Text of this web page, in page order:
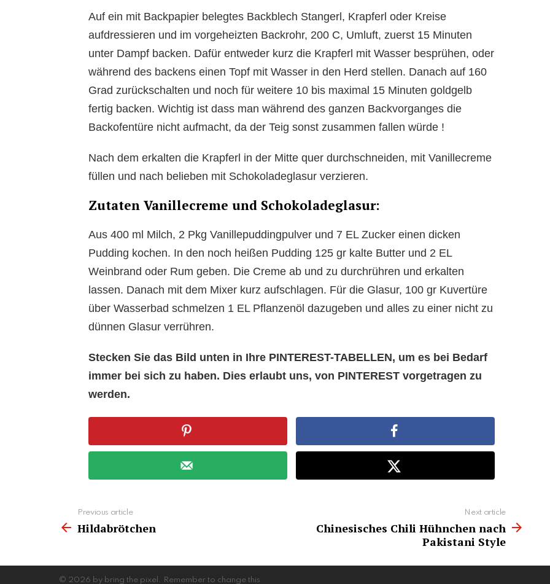
Auf ein mit Backpapier belegtes Backblech Stangerl, Krapferl oder Kreise
aufdressieren und im vorgeheizten Backrohr, 200 C, Umluft, zuerst 15 Minuten
unter Dampf backen. Dafür entweder kurz die Krapferl mit Wasser besprühen, oder
während des backens einen Topf mit Wasser in den Herd stellen. Danach auf 160
Grad zurückschalten und noch für weitere 10 bis maximal 15 Minuten goldgelb
fertig backen. Wichtig ist dass man während des ganzen Backvorganges die
Backofentüre nicht aufmacht, da der Teig sonst zusammen fallen würde !
Nach dem erkalten die Krapferl in der Mitte quer durchschneiden, mit Vanillecreme
füllen und nach belieben mit Schokoladeglasur verzieren.
Zutaten Vanillecreme und Schokoladeglasur:
Aus 400 ml Milch, 2 Pkg Vanillepuddingpulver und 7 EL Zucker einen dicken
Pudding kochen. In den noch heißen Pudding 125 gr kalte Butter und 2 EL
Weinbrand oder Rum geben. Die Creme ab und zu durchrühren und erkalten
lassen. Danach mit dem Mixer kurz aufschlagen. Für die Glasur, 100 gr Kuvertüre
über Wasserbad schmelzen 1 EL Pflanzenöl dazugeben und alles zu einer nicht zu
dünnen Glasur verrühren.
Stecken Sie das Bild unten in Ihre PINTEREST-TABELLEN, um es bei Bedarf
immer bei sich zu haben. Dies erlaubt uns, von PINTEREST vorgetragen zu
werden.
more
Previous article
Hildabrötchen
Next article
Chinesisches Chili Hühnchen nach
Pakistani Style
© 2026 by bring the pixel. Remember to change this